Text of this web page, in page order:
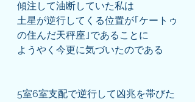
傾注して油断していた私は
土星が逆行してくる位置が｢ケートゥ
の住んだ天秤座｣であることに
ようやく今更に気づいたのである
5室6室支配で逆行して凶兆を帯びた